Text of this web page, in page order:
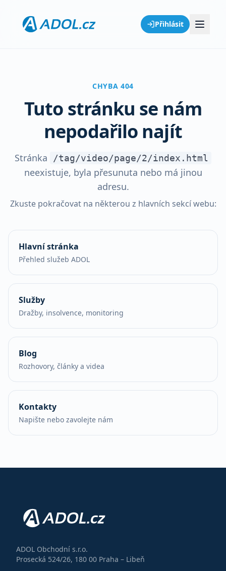
Přihlásit
CHYBA 404
Tuto stránku se nám
nepodařilo najít
Stránka /tag/video/page/2/index.html
neexistuje, byla přesunuta nebo má jinou
adresu.
Zkuste pokračovat na některou z hlavních sekcí webu:
Hlavní stránka
Přehled služeb ADOL
Služby
Dražby, insolvence, monitoring
Blog
Rozhovory, články a videa
Kontakty
Napište nebo zavolejte nám
ADOL Obchodní s.r.o.
Prosecká 524/26, 180 00 Praha – Libeň